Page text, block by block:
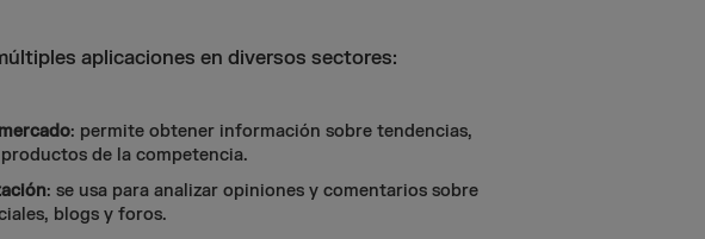
aplicaciones en diversos sectores:
: permite obtener información sobre tendencias,
de la competencia.
: se usa para analizar opiniones y comentarios sobre
blogs y foros.